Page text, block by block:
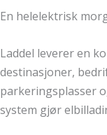
En helelektrisk
Laddel leverer en
destinasjoner,
parkeringsplasser
system gjør